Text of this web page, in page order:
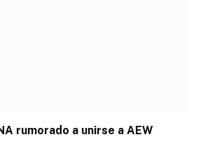
rumorado a unirse a AEW